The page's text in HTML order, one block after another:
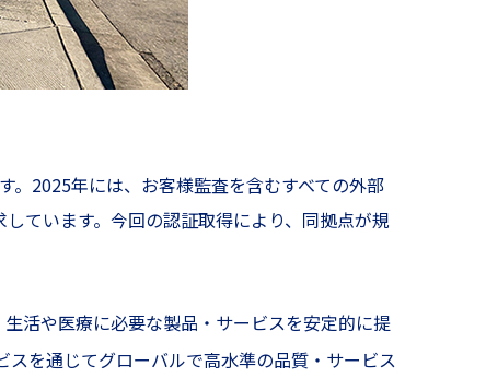
。2025年には、お客様監査を含むすべての外部
ています。今回の認証取得により、同拠点が規
活や医療に必要な製品・サービスを安定的に提
を通じてグローバルで高水準の品質・サービス